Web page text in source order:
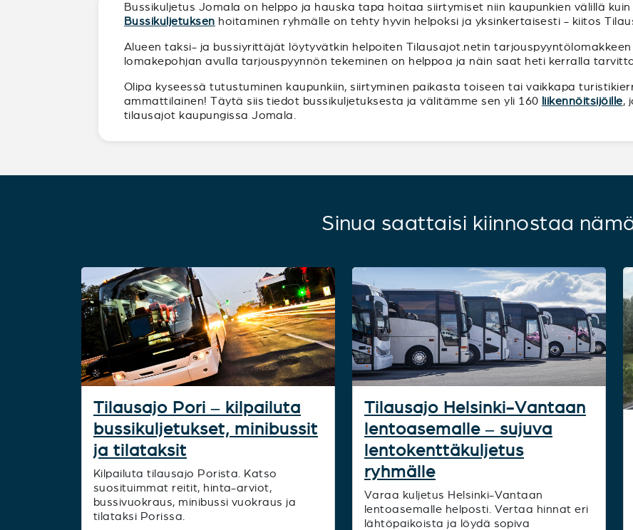
Bussikuljetus Jomala on helppo ja hauska tapa hoitaa siirtymiset niin kaupunkien välillä kuin
Bussikuljetuksen hoitaminen ryhmälle on tehty hyvin helpoksi ja yksinkertaisesti - kiitos
Alueen taksi- ja bussiyrittäjät löytyvätkin helpoiten Tilausajot.netin tarjouspyyntölomakkeen
lomakepohjan avulla tarjouspyynnön tekeminen on helppoa ja näin saat heti kerralla
Olipa kyseessä tutustuminen kaupunkiin, siirtyminen paikasta toiseen tai vaikkapa
ammattilainen! Täytä siis tiedot bussikuljetuksesta ja välitämme sen yli 160 liikennöitsijöille,
tilausajot kaupungissa Jomala.
Sinua saattaisi kiinnostaa
Tilausajo Pori – kilpailuta
bussikuljetukset, minibussit
ja tilataksit
Kilpailuta tilausajo Porista. Katso
suosituimmat reitit, hinta-arviot,
bussivuokraus, minibussi vuokraus ja
tilataksi Porissa.
Tilausajo Helsinki-Vantaan
lentoasemalle – sujuva
lentokenttäkuljetus
ryhmälle
Varaa kuljetus Helsinki-Vantaan
lentoasemalle helposti. Vertaa hinnat eri
lähtöpaikoista ja löydä sopiva